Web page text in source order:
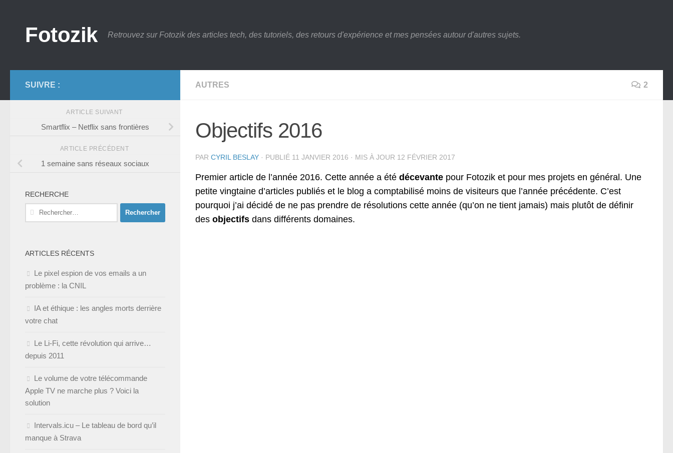
Fotozik Retrouvez sur Fotozik des articles tech, des tutoriels, des retours d'expérience et mes pensées autour d'autres sujets.
AUTRES 2
Objectifs 2016
PAR CYRIL BESLAY · PUBLIÉ 11 JANVIER 2016 · MIS À JOUR 12 FÉVRIER 2017
Premier article de l’année 2016. Cette année a été décevante pour Fotozik et pour mes projets en général. Une
petite vingtaine d’articles publiés et le blog a comptabilisé moins de visiteurs que l’année précédente. C’est
pourquoi j’ai décidé de ne pas prendre de résolutions cette année (qu’on ne tient jamais) mais plutôt de définir
des objectifs dans différents domaines.
SUIVRE :
ARTICLE SUIVANT
Smartflix – Netflix sans frontières
ARTICLE PRÉCÉDENT
1 semaine sans réseaux sociaux
RECHERCHE
Rechercher :
ARTICLES RÉCENTS
Le pixel espion de vos emails a un
problème : la CNIL
IA et éthique : les angles morts derrière
votre chat
Le Li-Fi, cette révolution qui arrive…
depuis 2011
Le volume de votre télécommande
Apple TV ne marche plus ? Voici la
solution
Intervals.icu – Le tableau de bord qu’il
manque à Strava